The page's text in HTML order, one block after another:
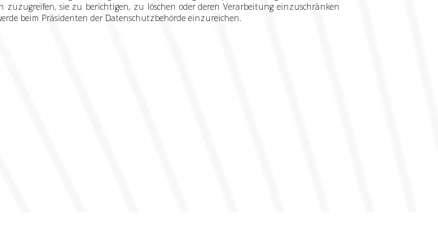
zuzugreifen, sie zu berichtigen, zu löschen oder deren Verarbeitung einzuschränken
beim Präsidenten der Datenschutzbehörde einzureichen.